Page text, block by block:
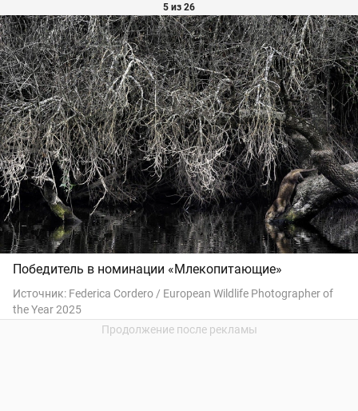
5 из 26
Победитель в номинации «Млекопитающие»
Источник: Federica Cordero / European Wildlife Photographer of
the Year 2025